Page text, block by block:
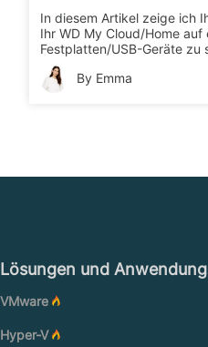
Schritten
In diesem Artikel zeige ich
Ihr WD My Cloud/Home auf
Festplatten/USB-Geräte zu
By Emma
Lösungen und
VMware
Hyper-V